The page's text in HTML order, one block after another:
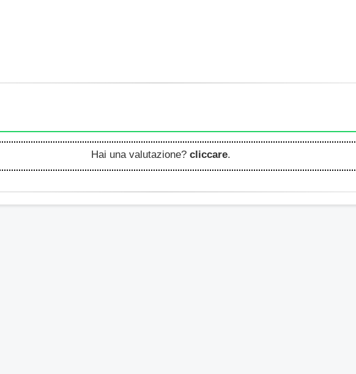
Hai una valutazione? cliccare.